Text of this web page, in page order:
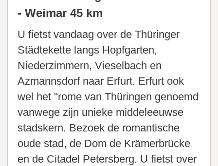
- Weimar 45 km
U fietst vandaag over de Thüringer
Städtekette langs Hopfgarten,
Niederzimmern, Vieselbach en
Azmannsdorf naar Erfurt. Erfurt ook
wel het "rome van Thüringen genoemd
vanwege zijn unieke middeleeuwse
stadskern. Bezoek de romantische
oude stad, de Dom de Krämerbrücke
en de Citadel Petersberg. U fietst over